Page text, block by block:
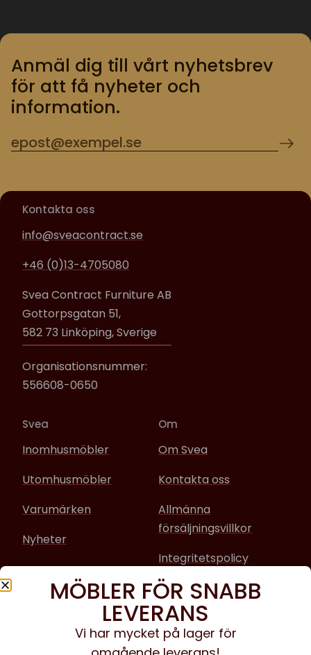
Anmäl dig till vårt nyhetsbrev
för att få nyheter och
information.
Kontakta oss
info@sveacontract.se
+46 (0)13-4705080
Svea Contract Furniture AB
Gottorpsgatan 51,
582 73 Linköping, Sverige
Organisationsnummer:
556608-0650
Svea
Inomhusmöbler
Utomhusmöbler
Varumärken
Nyheter
Om
Om Svea
Kontakta oss
Allmänna
försäljningsvillkor
Integritetspolicy
Sociala media
Facebook
MÖBLER FÖR SNABB
LEVERANS
Vi har mycket på lager för